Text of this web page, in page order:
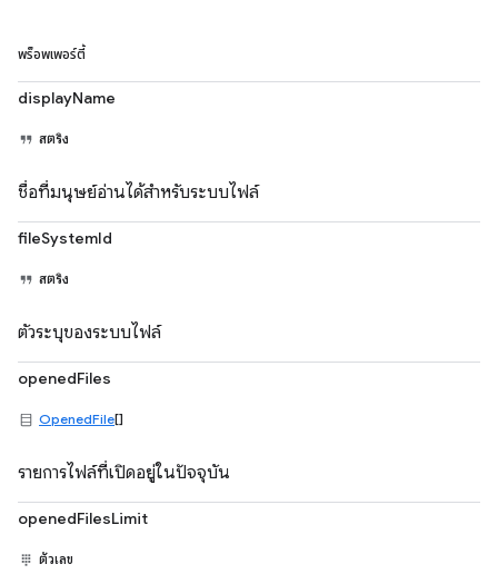
พร็อพเพอร์ตี้
displayName
สตริง
ชื่อที่มนุษย์อ่านได้สำหรับระบบไฟล์
fileSystemId
สตริง
ตัวระบุของระบบไฟล์
openedFiles
OpenedFile[]
รายการไฟล์ที่เปิดอยู่ในปัจจุบัน
openedFilesLimit
ตัวเลข